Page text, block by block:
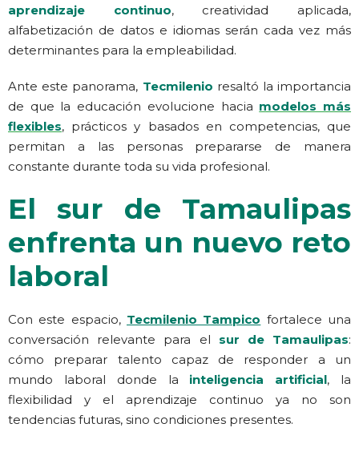
aprendizaje continuo, creatividad aplicada,
alfabetización de datos e idiomas serán cada vez más
determinantes para la empleabilidad.
Ante este panorama, Tecmilenio resaltó la importancia
de que la educación evolucione hacia modelos más
flexibles, prácticos y basados en competencias, que
permitan a las personas prepararse de manera
constante durante toda su vida profesional.
El sur de Tamaulipas
enfrenta un nuevo reto
laboral
Con este espacio, Tecmilenio Tampico fortalece una
conversación relevante para el
sur de Tamaulipas:
cómo preparar talento capaz de responder a un
mundo laboral donde la inteligencia artificial, la
flexibilidad y el aprendizaje continuo ya no son
tendencias futuras, sino condiciones presentes.